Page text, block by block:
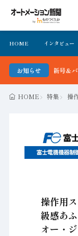
HOME インタビュー
お知らせ
ン新聞 最新号＆バック
HOME 特集 操
操作用
級感あ
オー・